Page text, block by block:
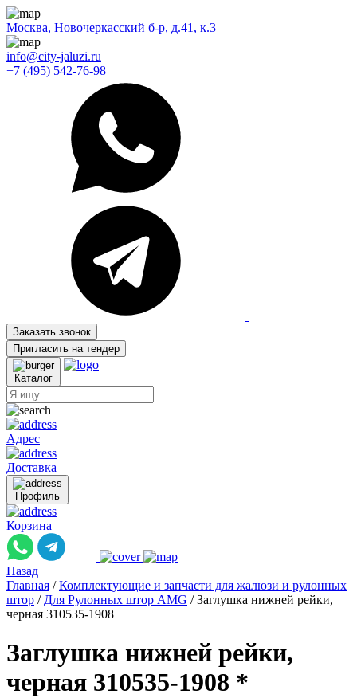
Москва, Новочеркасский б-р, д.41, к.3
info@city-jaluzi.ru
+7 (495) 542-76-98
Заказать звонок
Пригласить на тендер
Каталог
Адрес
Доставка
Профиль
Корзина
Назад
Главная / Комплектующие и запчасти для жалюзи и рулонных
штор / Для Рулонных штор AMG / Заглушка нижней рейки,
черная 310535-1908
Заглушка нижней рейки,
черная 310535-1908 *